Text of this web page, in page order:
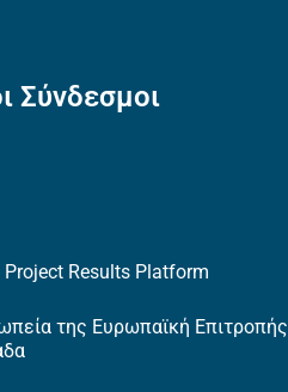
Σύνδεσμοι
Project Results Platform
της Ευρωπαϊκή Επιτροπής